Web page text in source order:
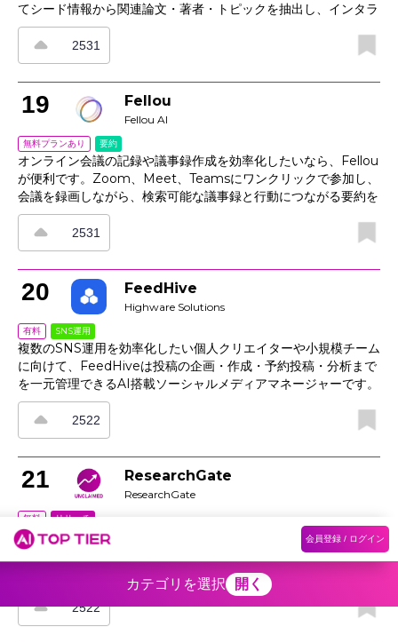
会員登録 / ログイン
カテゴリを選択 開く
てシード情報から関連論文・著者・トピックを抽出し、インタラ
クティブな引用マップや共引用マップで研究の流れや著者ネット
ワークを直感的に把握できます。コレクションの作成、メモの追
加、共同研究者との共有、アラート設定による新着論文の追跡に
も対応。さらにディープディスカバリー機能では、要約や全文を
横断的に確認し、キーワード検索では見つけにくい発見も探し出
せます。学生や研究者の文献調査、先行研究の把握、研究テーマ
の探索を支援する文献発見・マッピングツールです。
2531
19 Fellou
Fellou AI
無料プランあり 要約
オンライン会議の記録や議事録作成を効率化したいなら、Fellou
が便利です。Zoom、Meet、Teamsにワンクリックで参加し、
会議を録画しながら、検索可能な議事録と行動につながる要約を
自動でまとめます。重要な場面はハイライト機能でリアルタイム
に残せるほか、メモはドキュメントやチケットと同期され、タイ
ムスタンプ付きリンクも表示されます。さらに、同意プロンプ
ト、編集機能、アクセス制御により、地域を問わず責任ある利用
をサポート。コレクション機能を使えば、アカウントやプロジェ
クトごとに通話を整理でき、会議の傾向や決定事項を把握しやす
くなります。
2531
20 FeedHive
Highware Solutions
有料 SNS運用
複数のSNS運用を効率化したい個人クリエイターや小規模チーム
に向けて、FeedHiveは投稿の企画・作成・予約投稿・分析まで
を一元管理できるAI搭載ソーシャルメディアマネージャーです。
AIによる下書き作成に加え、コンテンツをスレッドやカルーセル
へ再利用したり、チャンネルごとにキャプションを自動調整した
りできます。カレンダービューやキュー、最適な投稿時間の提案
で投稿ペースを整えやすく、コラボレーションや承認機能によっ
てブランドイメージの管理にも役立ちます。さらに、クリック数
や成長率を投稿ごとに確認できる分析機能も備え、1つのプラッ
トフォームから一貫したマルチプラットフォーム配信を実現しま
す。
2522
21 ResearchGate
ResearchGate
無料 リサーチ
論文の共有、研究者同士のつながりづくり、共同研究の相手探し
を一度に進めたいなら、ResearchGateが役立ちます。出版物や
プレプリントのアップロード、全文リクエスト、トピックのフォ
ローによる最新研究のチェックができ、プロフィールでは引用数
や閲覧数も確認できます。さらに、プロジェクトページでDOI付
きのデータ、プロトコル、コードを掲載できるほか、Q&Aや推
2522
ホーム